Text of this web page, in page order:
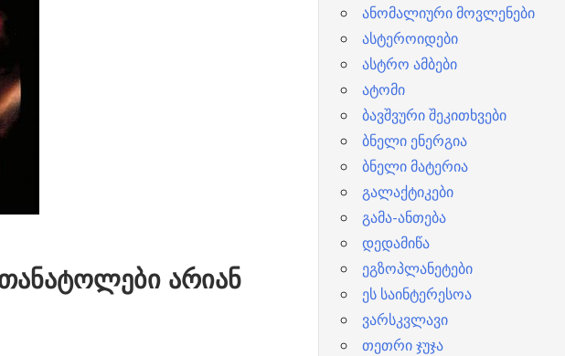
არიან
ანომალიური მოვლენები
ასტეროიდები
ასტრო ამბები
ატომი
ბავშვური შეკითხვები
ბნელი ენერგია
ბნელი მატერია
გალაქტიკები
გამა-ანთება
დედამიწა
ეგზოპლანეტები
ეს საინტერესოა
ვარსკვლავი
თეთრი ჯუჯა